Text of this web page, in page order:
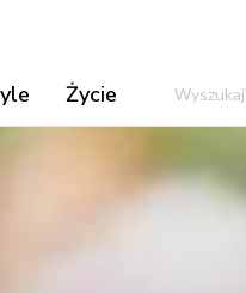
Życie Wyszukaj